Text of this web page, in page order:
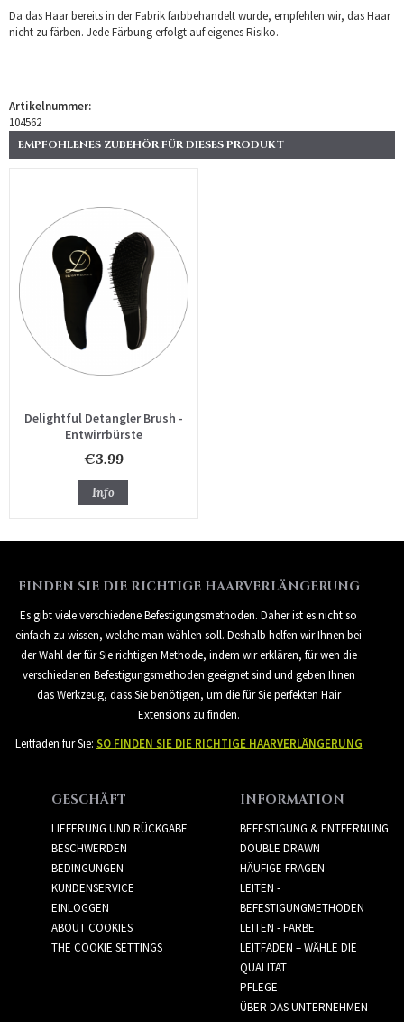
Da das Haar bereits in der Fabrik farbbehandelt wurde, empfehlen wir, das Haar
nicht zu färben. Jede Färbung erfolgt auf eigenes Risiko.
Artikelnummer:
104562
EMPFOHLENES ZUBEHÖR FÜR DIESES PRODUKT
Delightful Detangler Brush -
Entwirrbürste
€3.99
Info
FINDEN SIE DIE RICHTIGE HAARVERLÄNGERUNG
Es gibt viele verschiedene Befestigungsmethoden. Daher ist es nicht so
einfach zu wissen, welche man wählen soll. Deshalb helfen wir Ihnen bei
der Wahl der für Sie richtigen Methode, indem wir erklären, für wen die
verschiedenen Befestigungsmethoden geeignet sind und geben Ihnen
das Werkzeug, dass Sie benötigen, um die für Sie perfekten Hair
Extensions zu finden.
Leitfaden für Sie: SO FINDEN SIE DIE RICHTIGE HAARVERLÄNGERUNG
GESCHÄFT
LIEFERUNG UND RÜCKGABE
BESCHWERDEN
BEDINGUNGEN
KUNDENSERVICE
EINLOGGEN
ABOUT COOKIES
THE COOKIE SETTINGS
INFORMATION
BEFESTIGUNG & ENTFERNUNG
DOUBLE DRAWN
HÄUFIGE FRAGEN
LEITEN -
BEFESTIGUNGMETHODEN
LEITEN - FARBE
LEITFADEN – WÄHLE DIE
QUALITÄT
PFLEGE
ÜBER DAS UNTERNEHMEN